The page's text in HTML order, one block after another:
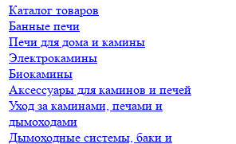
Каталог товаров
Банные печи
Печи для дома и камины
Электрокамины
Биокамины
Аксессуары для каминов и печей
Уход за каминами, печами и
дымоходами
Дымоходные системы, баки и